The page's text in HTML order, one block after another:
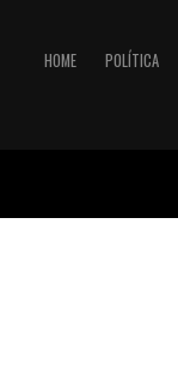
HOME POLÍTICA